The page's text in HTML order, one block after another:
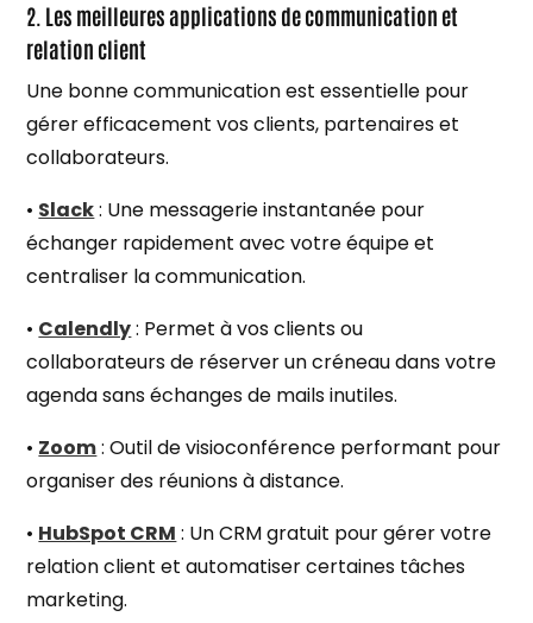
2. Les meilleures applications de communication et
relation client
Une bonne communication est essentielle pour
gérer efficacement vos clients, partenaires et
collaborateurs.
• Slack: Une messagerie instantanée pour
échanger rapidement avec votre équipe et
centraliser la communication.
• Calendly: Permet à vos clients ou
collaborateurs de réserver un créneau dans votre
agenda sans échanges de mails inutiles.
• Zoom: Outil de visioconférence performant pour
organiser des réunions à distance.
• HubSpot CRM : Un CRM gratuit pour gérer votre
relation client et automatiser certaines tâches
marketing.